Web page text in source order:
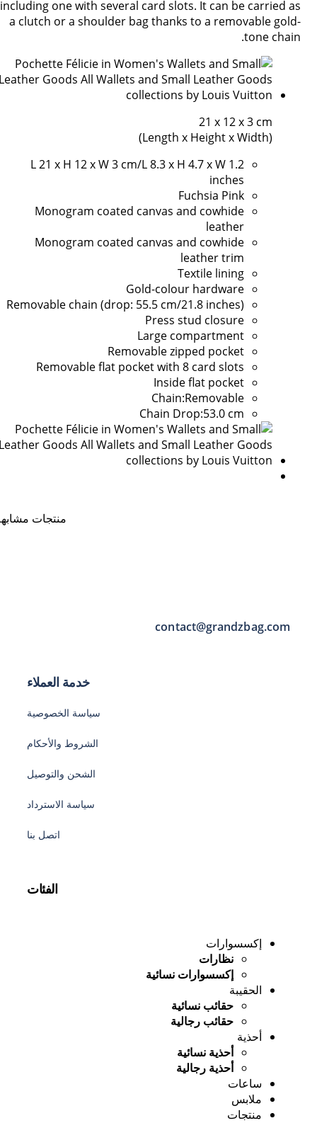
including one with several card slots. It can be carried as
a clutch or a shoulder bag thanks to a removable gold-
tone chain.
21 x 12 x 3 cm
(Length x Height x Width)
L 21 x H 12 x W 3 cm/L 8.3 x H 4.7 x W 1.2
inches
Fuchsia Pink
Monogram coated canvas and cowhide
leather
Monogram coated canvas and cowhide
leather trim
Textile lining
Gold-colour hardware
Removable chain (drop: 55.5 cm/21.8 inches)
Press stud closure
Large compartment
Removable zipped pocket
Removable flat pocket with 8 card slots
Inside flat pocket
Chain:Removable
Chain Drop:53.0 cm
منتجات
contact@grandzbag.com
خدمة العملاء
سياسة الخصوصية
الشروط والأحكام
الشحن والتوصيل
سياسة الاسترداد
اتصل بنا
الفئات
إكسسوارات
نظارات
إكسسوارات نسائية
الحقيبة
حقائب نسائية
حقائب رجالية
أحذية
أحذية نسائية
أحذية رجالية
ساعات
ملابس
منتجات